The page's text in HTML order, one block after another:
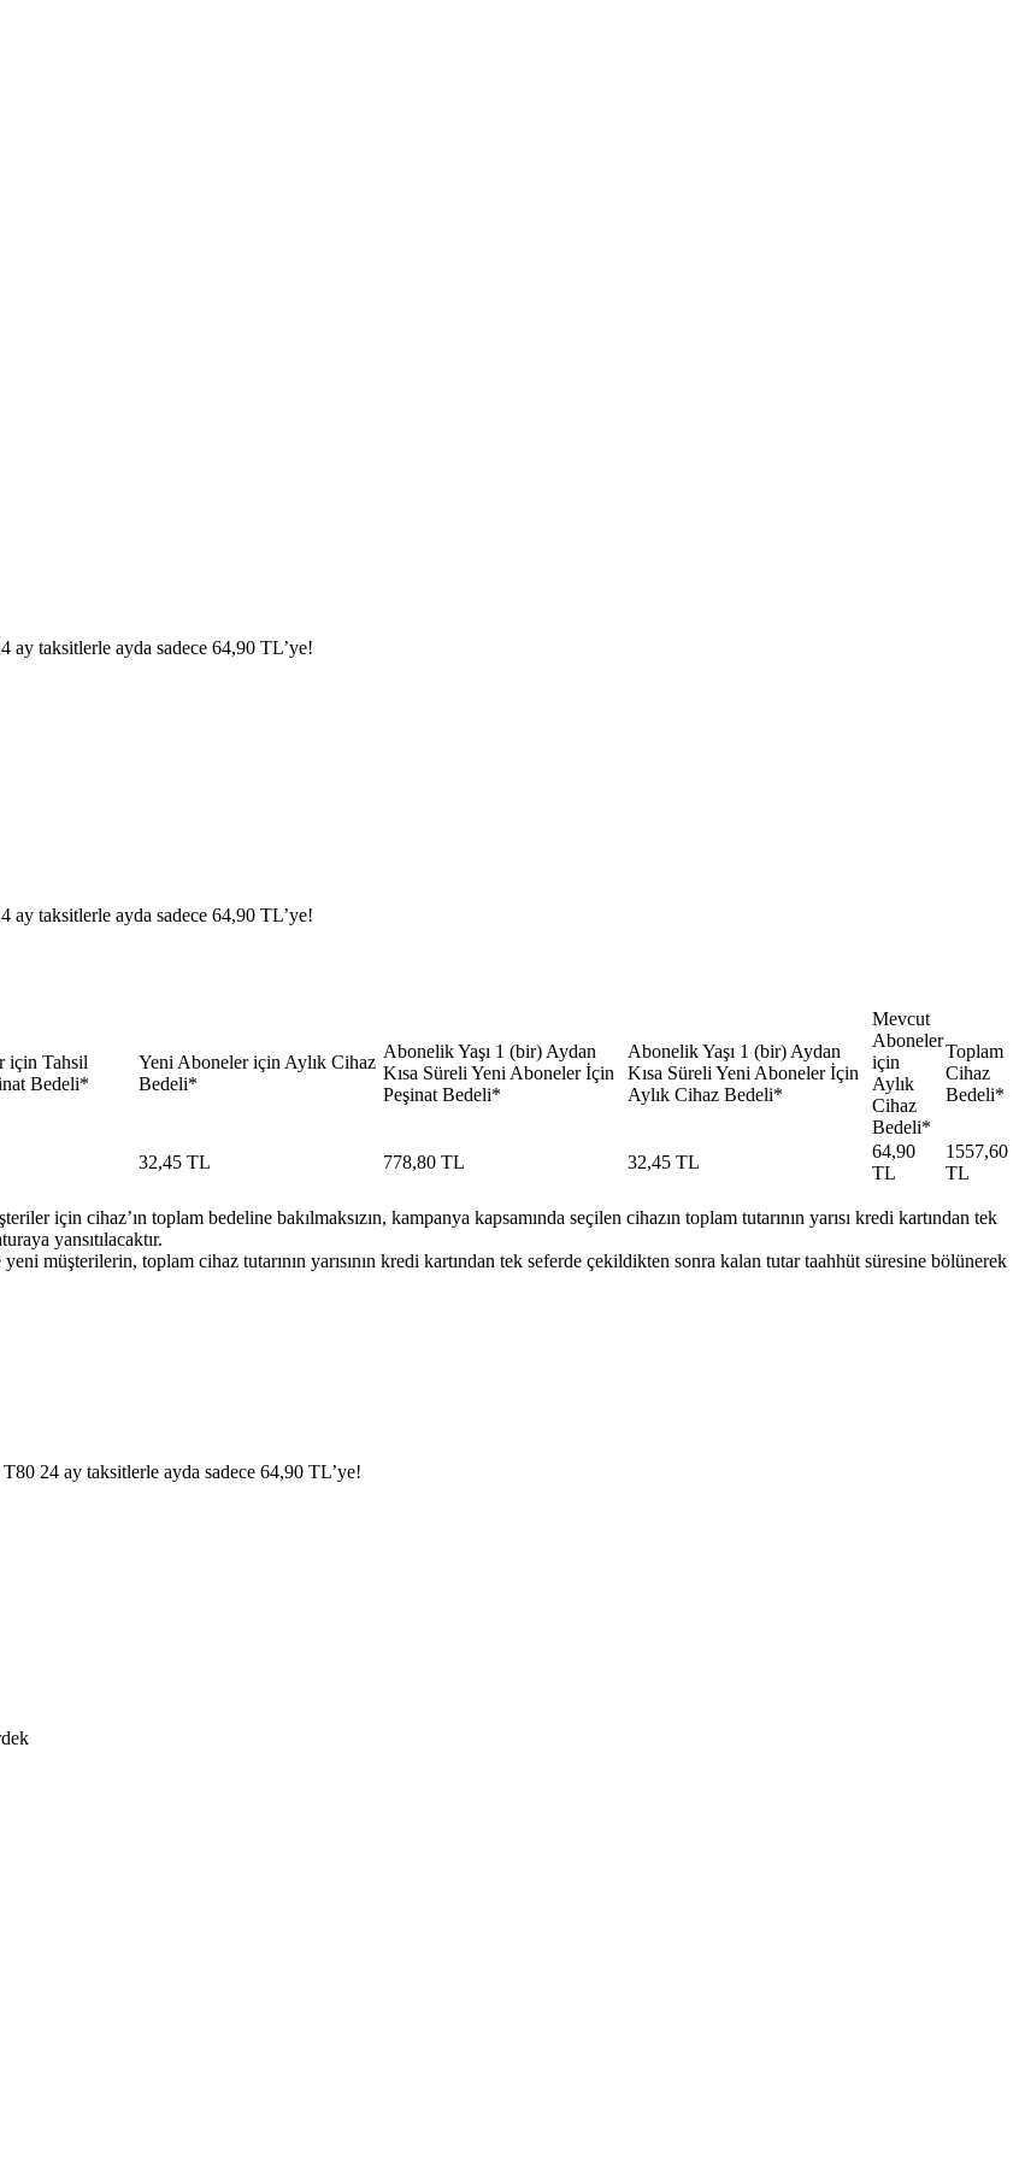
taksitlerle ayda sadece 64,90 TL’ye!
taksitlerle ayda sadece 64,90 TL’ye!
için Tahsil
Bedeli*​
​Yeni Aboneler için Aylık Cihaz
Bedeli*
Abonelik Yaşı 1 (bir) Aydan
Kısa Süreli Yeni Aboneler İçin
Peşinat Bedeli*​​
Abonelik Yaşı 1 (bir) Aydan
Kısa Süreli Yeni Aboneler İçin
Aylık Cihaz Bedeli*​​
Mevcut
Aboneler
için
Aylık
Cihaz
Bedeli*​
​Toplam
Cihaz
Bedeli*
​32,45 TL 778,80 TL​ ​32,45 TL​​
​64,90
TL
1557,60
TL​
için cihaz’ın toplam bedeline bakılmaksızın, kampanya kapsamında seçilen cihazın toplam tutarının yarısı kredi kartından tek
yansıtılacaktır.
müşterilerin, toplam cihaz tutarının yarısının kredi kartından tek seferde çekildikten sonra kalan tutar taahhüt süresine bölünerek
24 ay taksitlerle ayda sadece 64,90 TL’ye!